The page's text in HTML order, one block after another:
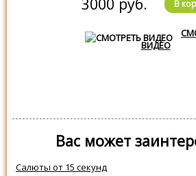
3000 руб. В
ВИДЕО
Вас может
Салюты от 15 секунд